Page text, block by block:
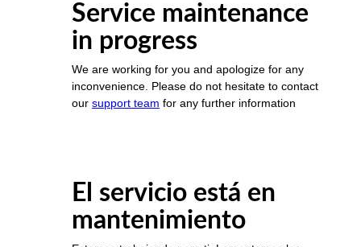
Service maintenance
in progress
We are working for you and apologize for any
inconvenience. Please do not hesitate to contact
our support team for any further information
El servicio está en
mantenimiento